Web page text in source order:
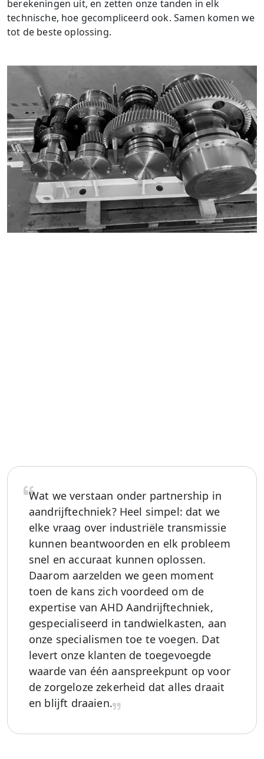
berekeningen uit, en zetten onze tanden in elk
technische, hoe gecompliceerd ook. Samen komen we
tot de beste oplossing.
Wat we verstaan onder partnership in
aandrijftechniek? Heel simpel: dat we
elke vraag over industriële transmissie
kunnen beantwoorden en elk probleem
snel en accuraat kunnen oplossen.
Daarom aarzelden we geen moment
toen de kans zich voordeed om de
expertise van AHD Aandrijftechniek,
gespecialiseerd in tandwielkasten, aan
onze specialismen toe te voegen. Dat
levert onze klanten de toegevoegde
waarde van één aanspreekpunt op voor
de zorgeloze zekerheid dat alles draait
en blijft draaien.